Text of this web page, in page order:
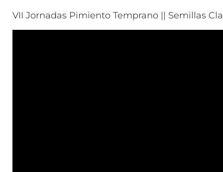
VII Jornadas Pimiento Temprano || Semillas